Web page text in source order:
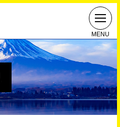
MENU